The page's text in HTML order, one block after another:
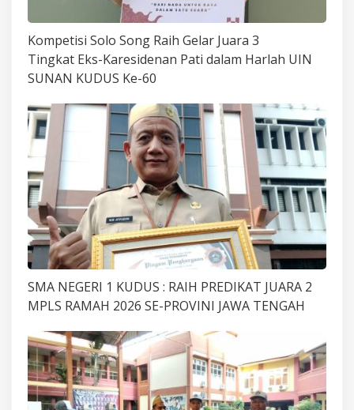
Kompetisi Solo Song Raih Gelar Juara 3
Tingkat Eks-Karesidenan Pati dalam Harlah UIN
SUNAN KUDUS Ke-60
SMA NEGERI 1 KUDUS : RAIH PREDIKAT JUARA 2
MPLS RAMAH 2026 SE-PROVINI JAWA TENGAH